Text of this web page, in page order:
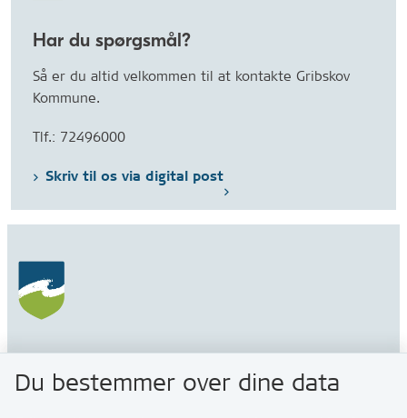
Har du spørgsmål?
Så er du altid velkommen til at kontakte Gribskov
Kommune.
Tlf.: 72496000
Skriv til os via digital post
Du bestemmer over dine data